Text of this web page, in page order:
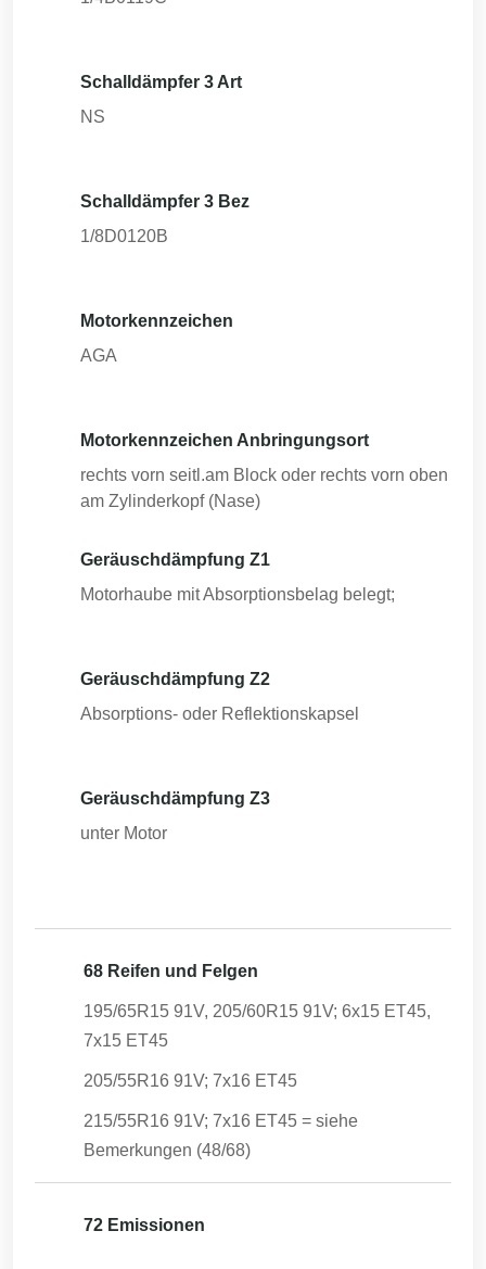
Schalldämpfer 3 Art
NS
Schalldämpfer 3 Bez
1/8D0120B
Motorkennzeichen
AGA
Motorkennzeichen Anbringungsort
rechts vorn seitl.am Block oder rechts vorn oben
am Zylinderkopf (Nase)
Geräuschdämpfung Z1
Motorhaube mit Absorptionsbelag belegt;
Geräuschdämpfung Z2
Absorptions- oder Reflektionskapsel
Geräuschdämpfung Z3
unter Motor
68 Reifen und Felgen
195/65R15 91V, 205/60R15 91V; 6x15 ET45,
7x15 ET45
205/55R16 91V; 7x16 ET45
215/55R16 91V; 7x16 ET45 = siehe
Bemerkungen (48/68)
72 Emissionen